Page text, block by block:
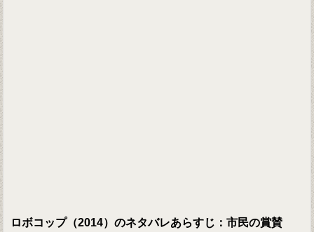
ロボコップ（2014）のネタバレあらすじ：市民の賞賛